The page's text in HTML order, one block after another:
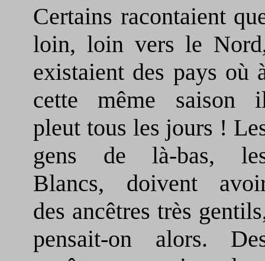
Certains racontaient
loin, loin vers le
existaient des pays où
cette même saison
pleut tous les jours !
gens de là-bas,
Blancs, doivent
des ancêtres très
pensait-on alors.